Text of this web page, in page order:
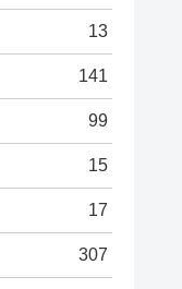
13
141
99
15
17
307